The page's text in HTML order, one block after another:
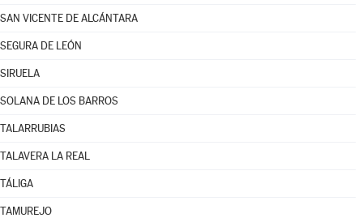
SAN VICENTE DE ALCÁNTARA
SEGURA DE LEÓN
SIRUELA
SOLANA DE LOS BARROS
TALARRUBIAS
TALAVERA LA REAL
TÁLIGA
TAMUREJO